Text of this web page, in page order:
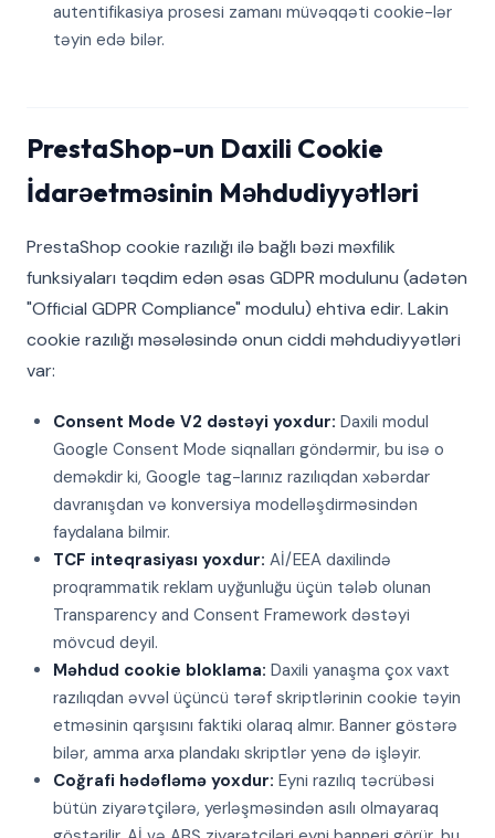
autentifikasiya prosesi zamanı müvəqqəti cookie-lər
təyin edə bilər.
PrestaShop-un Daxili Cookie
İdarəetməsinin Məhdudiyyətləri
PrestaShop cookie razılığı ilə bağlı bəzi məxfilik
funksiyaları təqdim edən əsas GDPR modulunu (adətən
"Official GDPR Compliance" modulu) ehtiva edir. Lakin
cookie razılığı məsələsində onun ciddi məhdudiyyətləri
var:
Consent Mode V2 dəstəyi yoxdur: Daxili modul
Google Consent Mode siqnalları göndərmir, bu isə o
deməkdir ki, Google tag-larınız razılıqdan xəbərdar
davranışdan və konversiya modelləşdirməsindən
faydalana bilmir.
TCF inteqrasiyası yoxdur: Aİ/EEA daxilində
proqrammatik reklam uyğunluğu üçün tələb olunan
Transparency and Consent Framework dəstəyi
mövcud deyil.
Məhdud cookie bloklama: Daxili yanaşma çox vaxt
razılıqdan əvvəl üçüncü tərəf skriptlərinin cookie təyin
etməsinin qarşısını faktiki olaraq almır. Banner göstərə
bilər, amma arxa plandakı skriptlər yenə də işləyir.
Coğrafi hədəfləmə yoxdur: Eyni razılıq təcrübəsi
bütün ziyarətçilərə, yerləşməsindən asılı olmayaraq